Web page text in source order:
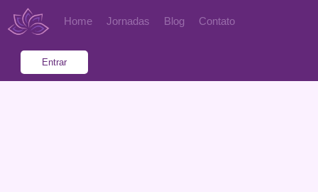
Home Jornadas Blog Contato
Entrar